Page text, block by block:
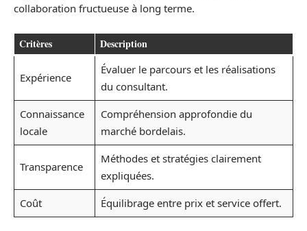
collaboration fructueuse à long terme.
Critères Description
Expérience
Évaluer le parcours et les réalisations
du consultant.
Connaissance
locale
Compréhension approfondie du
marché bordelais.
Transparence
Méthodes et stratégies clairement
expliquées.
Coût
Équilibrage entre prix et service offert.